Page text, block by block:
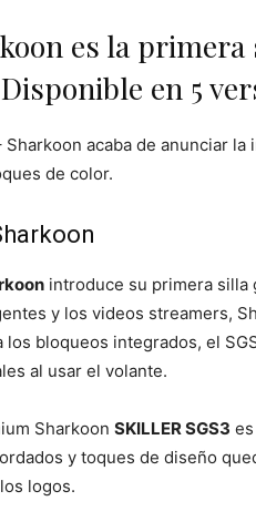
es la
en 5
Sharkoon acaba de anunciar
de color.
introduce su primera silla
y los videos streamers,
los bloqueos integrados, el
al usar el volante.
Sharkoon SKILLER SGS3
y toques de diseño
logos.